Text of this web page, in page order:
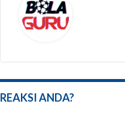
REAKSI ANDA?